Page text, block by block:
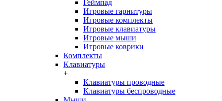
Геймпад
Игровые гарнитуры
Игровые комплекты
Игровые клавиатуры
Игровые мыши
Игровые коврики
Комплекты
Клавиатуры
+
Клавиатуры проводные
Клавиатуры беспроводные